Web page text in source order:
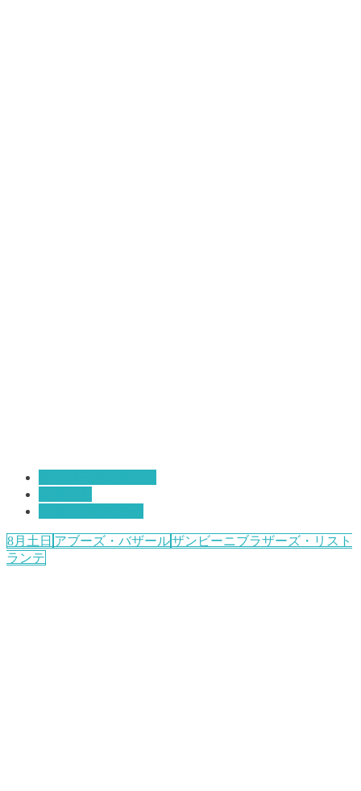
8月土日 アブーズ・バザールザンビーニブラザーズ・リスト
ランテ